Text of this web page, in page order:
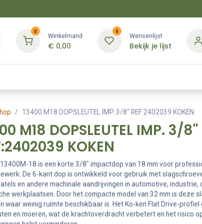
0
Winkelmand
€ 0,00
0
Wensenlijst
Bekijk je lijst
13400 M18 DOPSLEUTEL IMP. 3/8" REF:2402039 KOKEN
M18 DOPSLEUTEL IMP. 3/8"
KOKEN
13400M-18 is een korte 3/8" impactdop van 18 mm voor
De 6-kant dop is ontwikkeld voor gebruik met
en andere machinale aandrijvingen in automotive, industrie,
werkplaatsen. Door het compacte model van 32 mm is deze
waar weinig ruimte beschikbaar is. Het Ko-ken Flat Drive-profiel
en moeren, wat de krachtoverdracht verbetert en het risico